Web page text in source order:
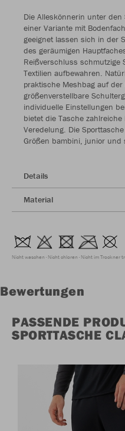
Die Alleskönnerin unter
einer Variante mit
geeignet lassen sich in der
des geräumigen
Reißverschluss schmutzige
Textilien aufbewahren.
praktische Meshbag auf
größenverstellbare
individuelle Einstellungen
bietet die Tasche
Veredelung. Die
Größen bambini, junior und
Details
Material
Nicht waschen Nicht chloren Nicht im Trockner
Bewertungen
PASSENDE
SPORTTASCHE